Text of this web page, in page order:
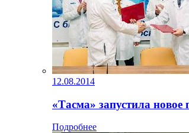
12.08.2014
«Тасма» запустила новое
Подробнее